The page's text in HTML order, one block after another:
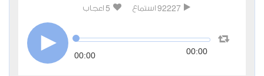
92227 استماع 5 اعجاب
00:00 00:00